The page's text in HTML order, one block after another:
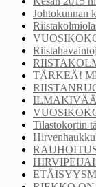
Johtokunnan
TÄRKEÄ!
Tilastokortin